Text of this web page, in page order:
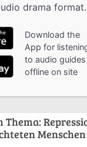
drama format.
Download the
App for
to audio guides
offline on site
Thema:
Menschen